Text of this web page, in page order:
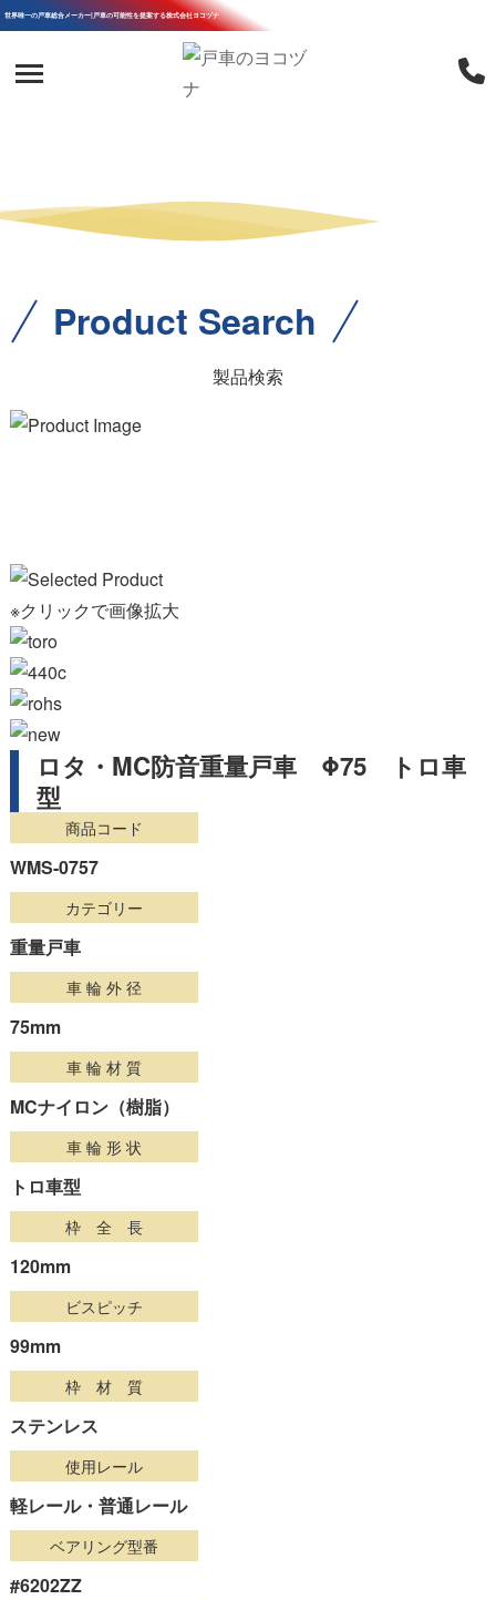
世界唯一の戸車総合メーカー|戸車の可能性を提案する株式会社ヨコヅナ
Product Search
製品検索
※クリックで画像拡大
ロタ・MC防音重量戸車 Φ75 トロ車
型
商品コード
WMS-0757
カテゴリー
重量戸車
車 輪 外 径
75mm
車 輪 材 質
MCナイロン（樹脂）
車 輪 形 状
トロ車型
枠 全 長
120mm
ビスピッチ
99mm
枠 材 質
ステンレス
使用レール
軽レール・普通レール
ベアリング型番
#6202ZZ